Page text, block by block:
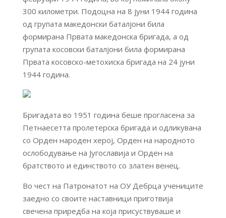
300 километри. Подоцна на 8 јуни 1944 година
од групата македонски баталјони била
формирана Првата македонска бригада, а од
групата косовски баталјони била формирана
Првата косовско-метохиска бригада на 24 јуни
1944 година.
Бригадата во 1951 година беше прогласена за
Петнаесетта пролетерска бригада и одликувана
со Орден народен херој, Орден на народното
ослободување на Југославија и Орден на
братството и единството со златен венец.
Во чест на Патронатот на ОУ Дебрца учениците
заедно со своите наставници приготвија
свечена приредба на која присуствуваше и